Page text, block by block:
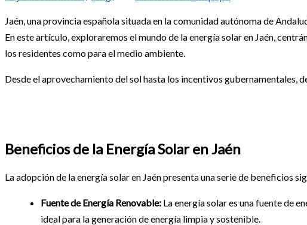
Jaén, una provincia española situada en la comunidad autónoma de
En este artículo, exploraremos el mundo de la energía solar en Jaén,
los residentes como para el medio ambiente.
Desde el aprovechamiento del sol hasta los incentivos gubernamentales,
Beneficios de la Energía Solar en Jaén
La adopción de la energía solar en Jaén presenta una serie de beneficios
Fuente de Energía Renovable: La energía solar es una fuente de
ideal para la generación de energía limpia y sostenible.